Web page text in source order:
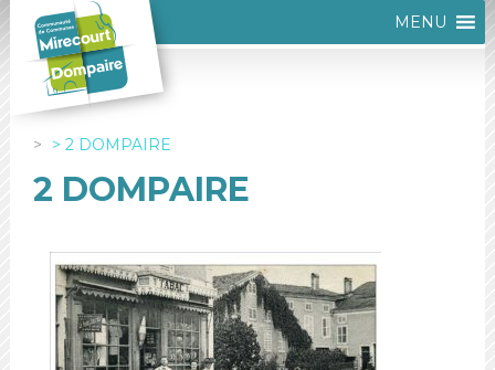
MENU
2 DOMPAIRE
2 DOMPAIRE